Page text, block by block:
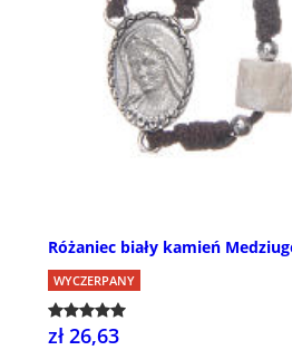
Różaniec biały kamień
WYCZERPANY
zł 26,63